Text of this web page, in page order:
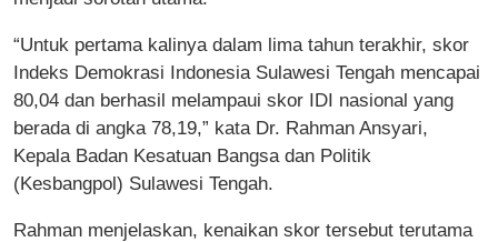
“Untuk pertama kalinya dalam lima tahun terakhir, skor
Indeks Demokrasi Indonesia Sulawesi Tengah mencapai
80,04 dan berhasil melampaui skor IDI nasional yang
berada di angka 78,19,” kata Dr. Rahman Ansyari,
Kepala Badan Kesatuan Bangsa dan Politik
(Kesbangpol) Sulawesi Tengah.
Rahman menjelaskan, kenaikan skor tersebut terutama